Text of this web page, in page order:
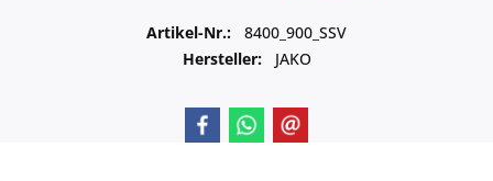
Artikel-Nr.:
8400_900_SSV
Hersteller:
JAKO